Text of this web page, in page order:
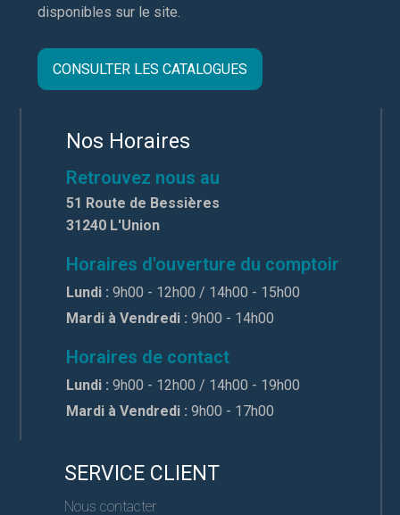
disponibles sur le site.
CONSULTER LES CATALOGUES
Nos Horaires
Retrouvez nous au
51 Route de Bessières
31240 L'Union
Horaires d'ouverture du comptoir
Lundi : 9h00 - 12h00 / 14h00 - 15h00
Mardi à Vendredi : 9h00 - 14h00
Horaires de contact
Lundi : 9h00 - 12h00 / 14h00 - 19h00
Mardi à Vendredi : 9h00 - 17h00
SERVICE CLIENT
Nous contacter